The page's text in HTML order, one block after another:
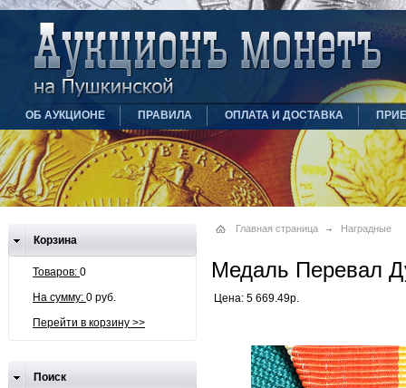
ОБ АУКЦИОНЕ ПРАВИЛА ОПЛАТА И ДОСТАВКА
Корзина
Товаров: 0
На сумму: 0 руб.
Перейти в корзину >>
Поиск
Главная страница Наградные
Медаль Перевал
Цена: 5 669.49р.